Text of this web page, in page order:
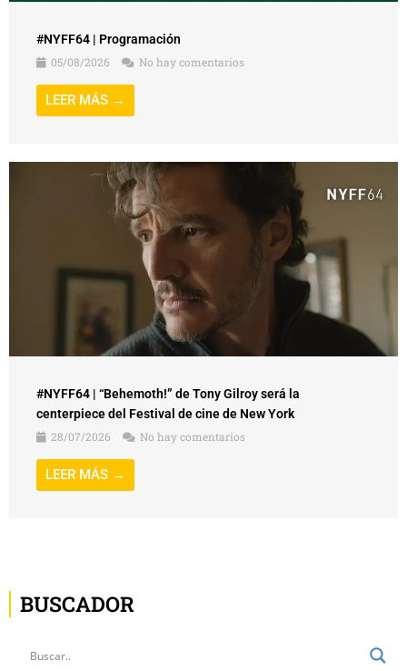
#NYFF64 | Programación
05/08/2026
No hay comentarios
LEER MÁS →
#NYFF64 | “Behemoth!” de Tony Gilroy será la
centerpiece del Festival de cine de New York
28/07/2026
No hay comentarios
LEER MÁS →
BUSCADOR